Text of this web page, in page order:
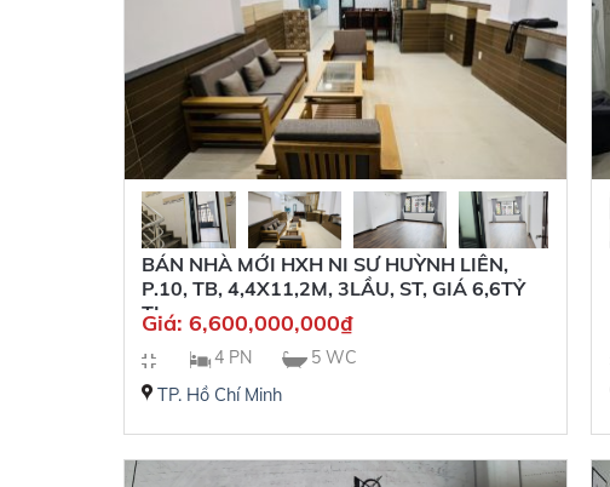
BÁN NHÀ MỚI HXH NI SƯ HUỲNH LIÊN,
P.10, TB, 4,4X11,2M, 3LẦU, ST, GIÁ 6,6TỶ
TL
Giá:6,600,000,000₫
4 PN
5 WC
TP. Hồ Chí Minh